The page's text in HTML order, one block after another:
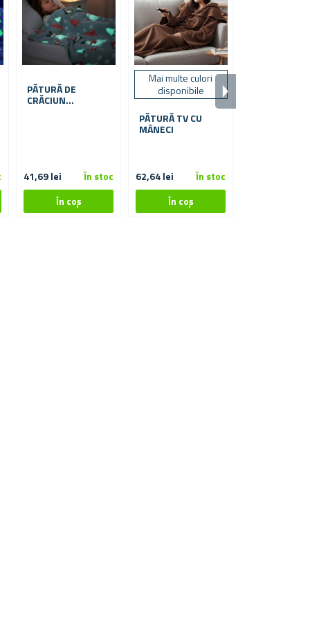
PĂTURĂ DE
CRĂCIUN
41,69 lei În stoc
Mai multe culori
disponibile
PĂTURĂ TV CU
MÂNECI
62,64 lei În stoc